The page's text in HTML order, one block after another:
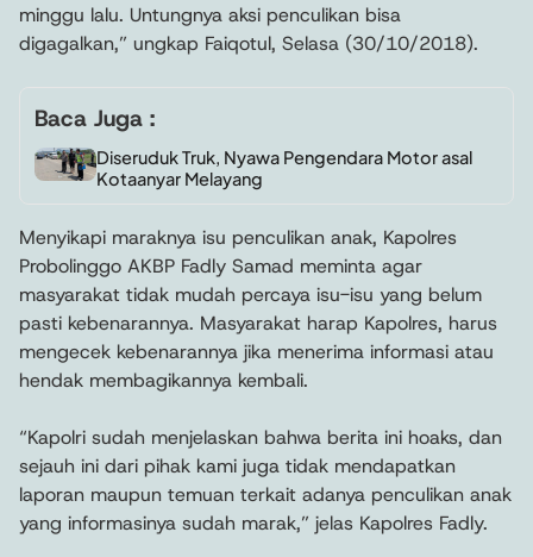
minggu lalu. Untungnya aksi penculikan bisa
digagalkan,” ungkap Faiqotul, Selasa (30/10/2018).
Baca Juga :
Diseruduk Truk, Nyawa Pengendara Motor asal
Kotaanyar Melayang
Menyikapi maraknya isu penculikan anak, Kapolres
Probolinggo AKBP Fadly Samad meminta agar
masyarakat tidak mudah percaya isu-isu yang belum
pasti kebenarannya. Masyarakat harap Kapolres, harus
mengecek kebenarannya jika menerima informasi atau
hendak membagikannya kembali.
“Kapolri sudah menjelaskan bahwa berita ini hoaks, dan
sejauh ini dari pihak kami juga tidak mendapatkan
laporan maupun temuan terkait adanya penculikan anak
yang informasinya sudah marak,” jelas Kapolres Fadly.